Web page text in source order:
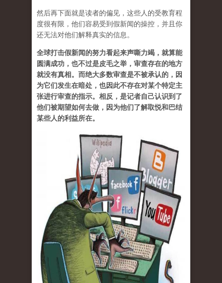
然后再下面就是读者的偏见，这些人的受教育程
度很有限，他们容易受到假新闻的操控，并且你
还无法对他们解释真实的信息。
全球打击假新闻的努力看起来声嘶力竭，就算能
圆满成功，也不过是皮毛之举，审查存在的地方
就没有真相。而绝大多数审查是不被承认的，因
为它们发生在暗处，也因此不存在对某个特定主
张进行审查的指示。相反，是记者自己认识到了
他们被期望如何去做，因为他们了解取悦和巴结
某些人的利益所在。